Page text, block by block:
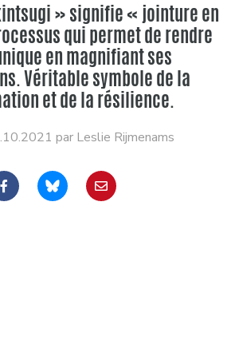
» signifie « jointure en
qui permet de rendre
en magnifiant ses
Véritable symbole de la
et de la résilience.
par Leslie Rijmenams